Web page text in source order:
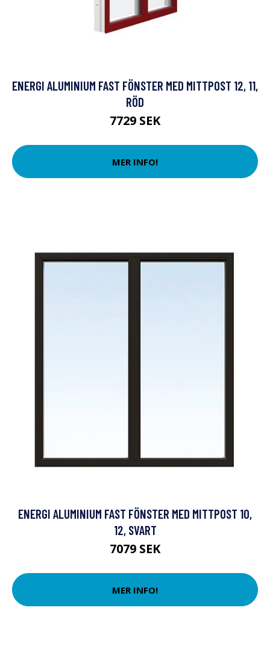
ENERGI ALUMINIUM FAST FÖNSTER MED MITTPOST 12, 11,
RÖD
7729 SEK
MER INFO!
ENERGI ALUMINIUM FAST FÖNSTER MED MITTPOST 10,
12, SVART
7079 SEK
MER INFO!